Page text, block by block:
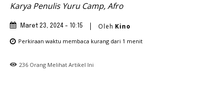
Karya Penulis Yuru Camp, Afro
Maret 23, 2024 - 10:15 Oleh Kino
Perkiraan waktu membaca kurang dari 1 menit
236 Orang Melihat Artikel Ini